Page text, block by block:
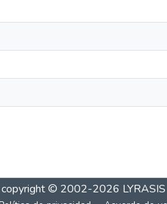
copyright © 2002-2026 LYRASIS